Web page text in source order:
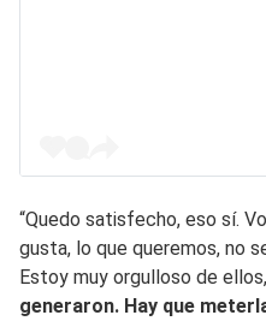
“Quedo satisfecho, eso sí.
gusta, lo que queremos, no
Estoy muy orgulloso de
generaron. Hay que